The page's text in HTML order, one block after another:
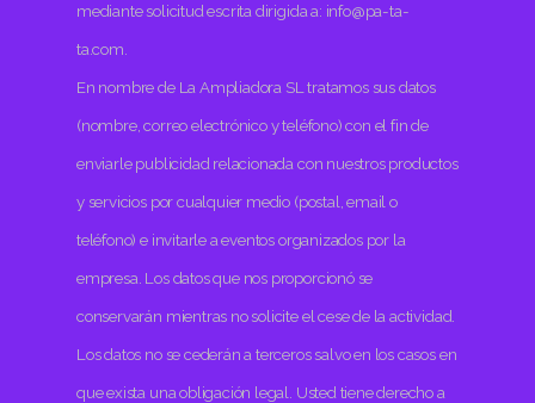
mediante solicitud escrita dirigida a: info@pa-ta-
ta.com.
En nombre de La Ampliadora SL tratamos sus datos
(nombre, correo electrónico y teléfono) con el fin de
enviarle publicidad relacionada con nuestros productos
y servicios por cualquier medio (postal, email o
teléfono) e invitarle a eventos organizados por la
empresa. Los datos que nos proporcionó se
conservarán mientras no solicite el cese de la actividad.
Los datos no se cederán a terceros salvo en los casos en
que exista una obligación legal. Usted tiene derecho a